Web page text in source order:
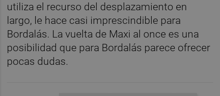
utiliza el recurso del desplazamiento en
largo, le hace casi imprescindible para
Bordalás. La vuelta de Maxi al once es una
posibilidad que para Bordalás parece ofrecer
pocas dudas.